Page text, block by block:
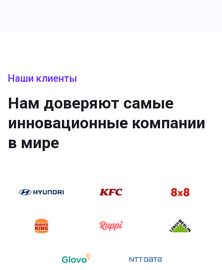
Наши клиенты
Нам доверяют самые
инновационные компании
в мире